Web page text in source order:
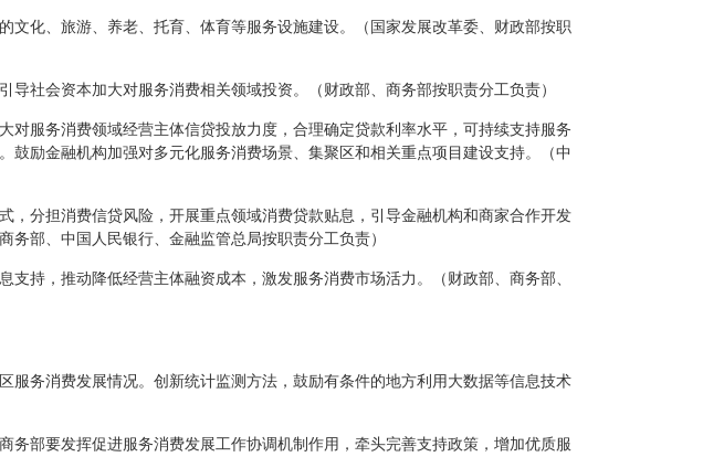
文化、旅游、养老、托育、体育等服务设施建设。（国家发展改革委、财政部按职
社会资本加大对服务消费相关领域投资。（财政部、商务部按职责分工负责）
对服务消费领域经营主体信贷投放力度，合理确定贷款利率水平，可持续支持服务
励金融机构加强对多元化服务消费场景、集聚区和相关重点项目建设支持。（中
，分担消费信贷风险，开展重点领域消费贷款贴息，引导金融机构和商家合作开发
部、中国人民银行、金融监管总局按职责分工负责）
持，推动降低经营主体融资成本，激发服务消费市场活力。（财政部、商务部、
服务消费发展情况。创新统计监测方法，鼓励有条件的地方利用大数据等信息技术
部要发挥促进服务消费发展工作协调机制作用，牵头完善支持政策，增加优质服